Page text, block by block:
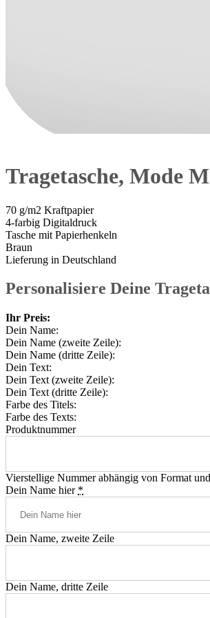
Tragetasche, Mode
70 g/m2 Kraftpapier
4-farbig Digitaldruck
Tasche mit Papierhenkeln
Braun
Lieferung in Deutschland
Personalisiere Deine
Ihr Preis:
Dein Name:
Dein Name (zweite Zeile):
Dein Name (dritte Zeile):
Dein Text:
Dein Text (zweite Zeile):
Dein Text (dritte Zeile):
Farbe des Titels:
Farbe des Texts:
Produktnummer
Vierstellige Nummer abhängig von Format
Dein Name hier *
Dein Name, zweite Zeile
Dein Name, dritte Zeile